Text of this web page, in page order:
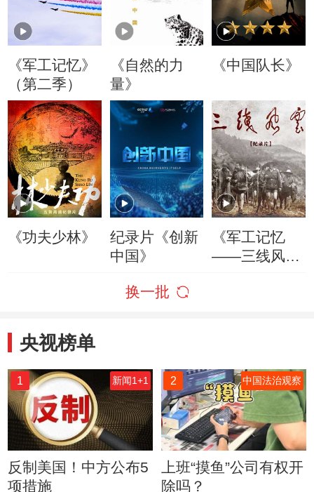
《军工记忆》
（第二季）
《自然的力
量》
《中国队长》
《功夫少林》
纪录片《创新
中国》
《军工记忆
——三线风
换一批
央视榜单
1 新闻1+1
反制美国！中方公布5
项措施
2 中国法治观察
上班“摸鱼”公司有权开
除吗？